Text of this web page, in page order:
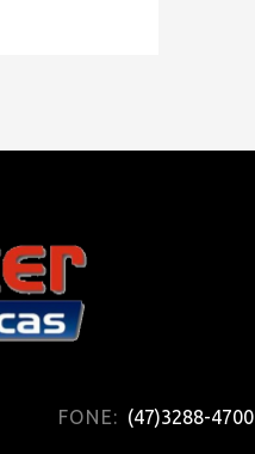
FONE: (47)3288-4700